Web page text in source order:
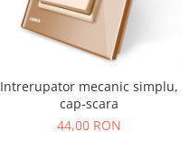
Intrerupator mecanic simplu,
cap-scara
44,00 RON